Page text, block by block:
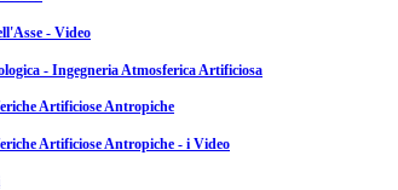
- Video
- Ingegneria Atmosferica Artificiosa
Artificiose Antropiche
Artificiose Antropiche - i Video